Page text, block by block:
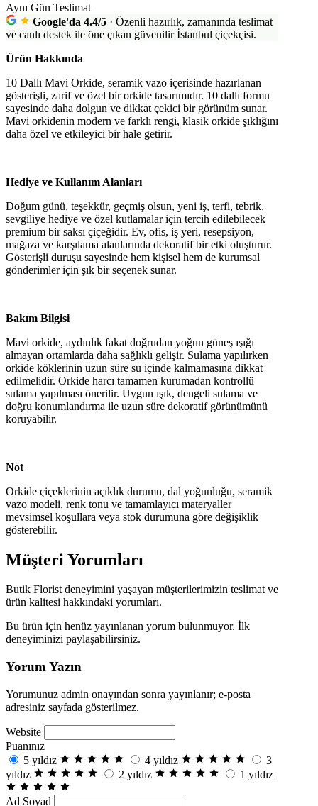
Aynı Gün Teslimat
Google'da 4.4/5 · Özenli hazırlık, zamanında teslimat
ve canlı destek ile öne çıkan güvenilir İstanbul çiçekçisi.
Ürün Hakkında
10 Dallı Mavi Orkide, seramik vazo içerisinde hazırlanan
gösterişli, zarif ve özel bir orkide tasarımıdır. 10 dallı formu
sayesinde daha dolgun ve dikkat çekici bir görünüm sunar.
Mavi orkidenin modern ve farklı rengi, klasik orkide şıklığını
daha özel ve etkileyici bir hale getirir.
Hediye ve Kullanım Alanları
Doğum günü, teşekkür, geçmiş olsun, yeni iş, terfi, tebrik,
sevgiliye hediye ve özel kutlamalar için tercih edilebilecek
premium bir saksı çiçeğidir. Ev, ofis, iş yeri, resepsiyon,
mağaza ve karşılama alanlarında dekoratif bir etki oluşturur.
Gösterişli duruşu sayesinde hem kişisel hem de kurumsal
gönderimler için şık bir seçenek sunar.
Bakım Bilgisi
Mavi orkide, aydınlık fakat doğrudan yoğun güneş ışığı
almayan ortamlarda daha sağlıklı gelişir. Sulama yapılırken
orkide köklerinin uzun süre su içinde kalmamasına dikkat
edilmelidir. Orkide harcı tamamen kurumadan kontrollü
sulama yapılması önerilir. Uygun ışık, dengeli sulama ve
doğru konumlandırma ile uzun süre dekoratif görünümünü
koruyabilir.
Not
Orkide çiçeklerinin açıklık durumu, dal yoğunluğu, seramik
vazo modeli, renk tonu ve tamamlayıcı materyaller
mevsimsel koşullara veya stok durumuna göre değişiklik
gösterebilir.
Müşteri Yorumları
Butik Florist deneyimini yaşayan müşterilerimizin teslimat ve
ürün kalitesi hakkındaki yorumları.
Bu ürün için henüz yayınlanan yorum bulunmuyor. İlk
deneyiminizi paylaşabilirsiniz.
Yorum Yazın
Yorumunuz admin onayından sonra yayınlanır; e-posta
adresiniz sayfada gösterilmez.
Website
Puanınız
5 yıldız
4 yıldız
3
yıldız
2 yıldız 1 yıldız
Ad Soyad